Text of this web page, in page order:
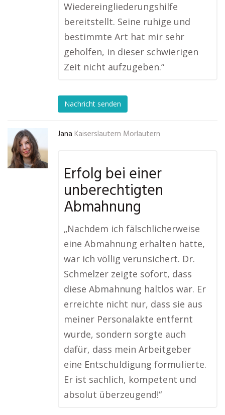
Wiedereingliederungshilfe
bereitstellt. Seine ruhige und
bestimmte Art hat mir sehr
geholfen, in dieser schwierigen
Zeit nicht aufzugeben.“
Nachricht senden
Jana Kaiserslautern Morlautern
Erfolg bei einer
unberechtigten
Abmahnung
„Nachdem ich fälschlicherweise
eine Abmahnung erhalten hatte,
war ich völlig verunsichert. Dr.
Schmelzer zeigte sofort, dass
diese Abmahnung haltlos war. Er
erreichte nicht nur, dass sie aus
meiner Personalakte entfernt
wurde, sondern sorgte auch
dafür, dass mein Arbeitgeber
eine Entschuldigung formulierte.
Er ist sachlich, kompetent und
absolut überzeugend!“